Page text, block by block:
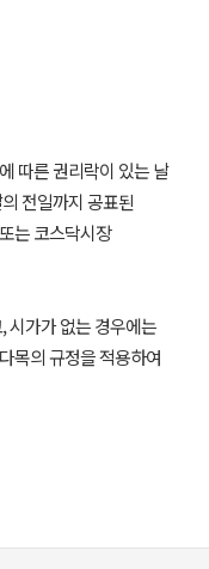
따른 권리락이 있는 날
전일까지 공표된
는 코스닥시장
시가가 없는 경우에는
목의 규정을 적용하여